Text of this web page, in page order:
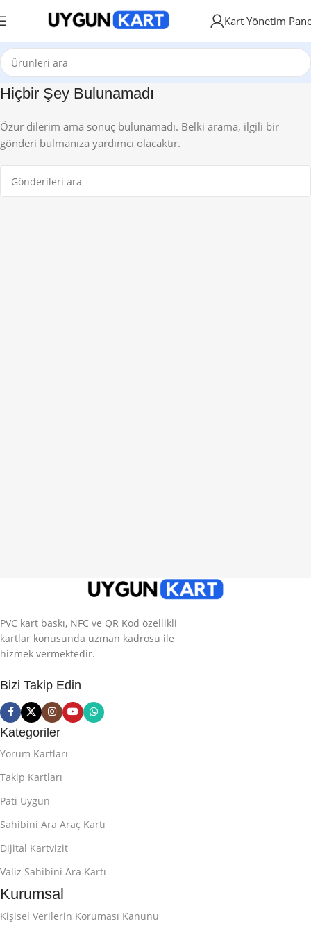
Kart Yönetim
Hiçbir Şey Bulunamadı
Özür dilerim ama sonuç bulunamadı. Belki arama, ilgili bir
gönderi bulmanıza yardımcı olacaktır.
PVC kart baskı, NFC ve QR Kod özellikli
kartlar konusunda uzman kadrosu ile
hizmek vermektedir.
Bizi Takip Edin
Kategoriler
Yorum Kartları
Takip Kartları
Pati Uygun
Sahibini Ara Araç Kartı
Dijital Kartvizit
Valiz Sahibini Ara Kartı
Kurumsal
Kişisel Verilerin Koruması Kanunu